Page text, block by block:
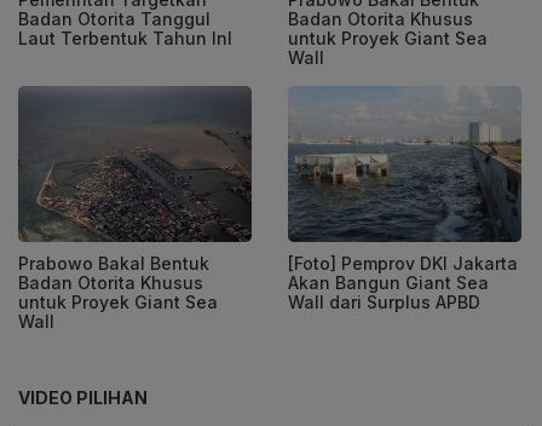
Badan Otorita Tanggul
Laut Terbentuk Tahun InI
Badan Otorita Khusus
untuk Proyek Giant Sea
Wall
Prabowo Bakal Bentuk
Badan Otorita Khusus
untuk Proyek Giant Sea
Wall
[Foto] Pemprov DKI Jakarta
Akan Bangun Giant Sea
Wall dari Surplus APBD
VIDEO PILIHAN